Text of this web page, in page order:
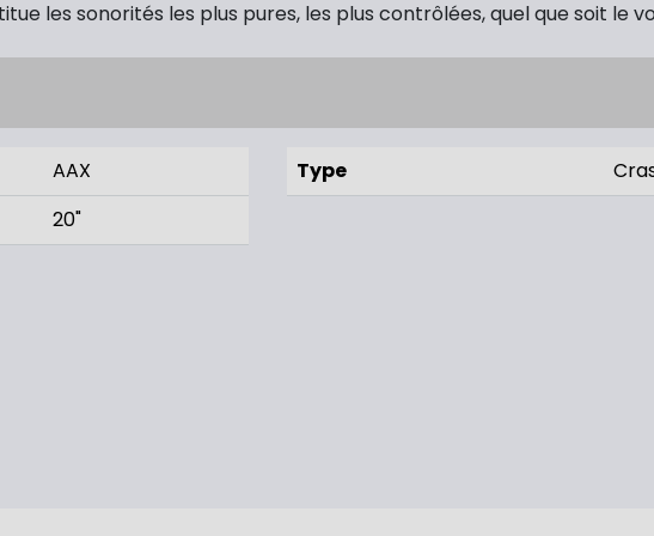
les sonorités les plus pures, les plus contrôlées, quel que soit le
AAX
20"
Type